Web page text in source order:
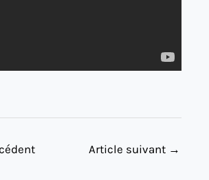
Article suivant →